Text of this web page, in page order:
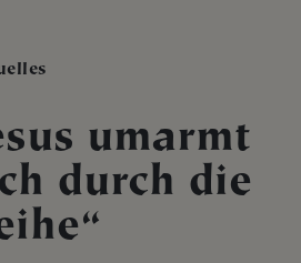
umarmt
durch die